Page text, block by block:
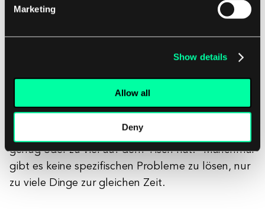
Marketing
Show details
Allow all
Deny
Michał Warda, CTO von EL Passion
, denkt, dass
„wenn jemand nicht um Unterstützung bittet, das
nicht bedeutet, dass er zu wenig Arbeit hat. Es
Fragen. Achte darauf, wenn du Aufgaben einer
Person zuweist, um herauszufinden, ob sie bereits
genug oder zu viel auf dem Tisch hat.“ Manchmal
gibt es keine spezifischen Probleme zu lösen, nur
zu viele Dinge zur gleichen Zeit.